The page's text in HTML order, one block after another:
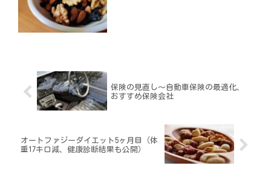
保険の見直し〜自動車保険の最適化、
おすすめ保険会社
オートファジーダイエット5ヶ月目（体
重17キロ減、健康診断結果も公開）